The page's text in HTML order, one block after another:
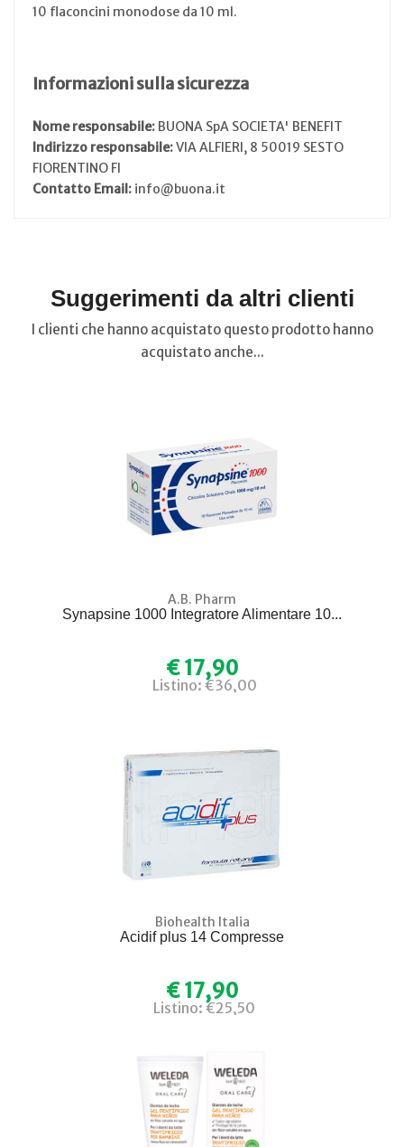
10 flaconcini monodose da 10 ml.
Informazioni sulla sicurezza
Nome responsabile: BUONA SpA SOCIETA' BENEFIT
Indirizzo responsabile:VIA ALFIERI, 8 50019 SESTO
FIORENTINO FI
Contatto Email: info@buona.it
Suggerimenti da altri clienti
I clienti che hanno acquistato questo prodotto hanno
acquistato anche...
A.B. Pharm
Synapsine 1000 Integratore Alimentare 10...
€ 17,90
Listino: €36,00
Biohealth Italia
Acidif plus 14 Compresse
€ 17,90
Listino: €25,50